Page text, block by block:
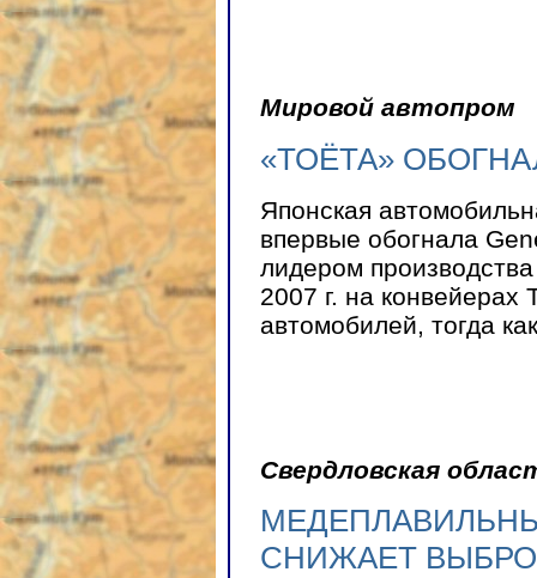
Мировой автопром
«ТОЁТА»
Японская
впервые обогнала
лидером
2007 г. на
автомобилей, тогда
Свердловская
СНИЖАЕТ